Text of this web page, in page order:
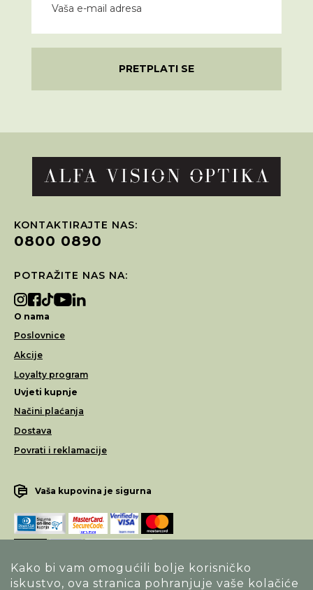
Kako bi vam omogućili bolje korisničko
iskustvo, ova stranica pohranjuje vaše kolačiće
PRETPLATI SE
KONTAKTIRAJTE NAS:
0800 0890
POTRAŽITE NAS NA:
O nama
Poslovnice
Akcije
Loyalty program
Uvjeti kupnje
Načini plaćanja
Dostava
Povrati i reklamacije
Vaša kupovina je sigurna